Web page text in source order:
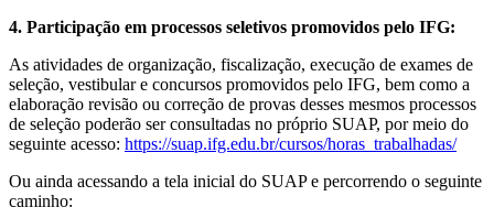
4. Participação em processos seletivos promovidos pelo IFG:
As atividades de organização, fiscalização, execução de exames de
seleção, vestibular e concursos promovidos pelo IFG, bem como a
elaboração revisão ou correção de provas desses mesmos processos
de seleção poderão ser consultadas no próprio SUAP, por meio do
seguinte acesso: https://suap.ifg.edu.br/cursos/horas_trabalhadas/
Ou ainda acessando a tela inicial do SUAP e percorrendo o seguinte
caminho: